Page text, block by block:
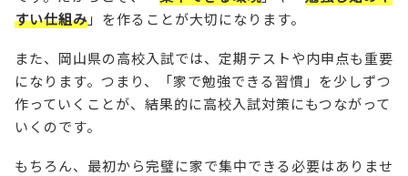
すい仕組み」を作ることが大切になります。
また、岡山県の高校入試では、定期テストや内申点も重要
になります。つまり、「家で勉強できる習慣」を少しずつ
作っていくことが、結果的に高校入試対策にもつながって
いくのです。
もちろん、最初から完璧に家で集中できる必要はありませ